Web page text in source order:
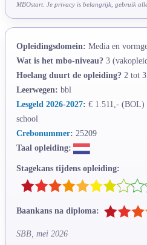
MBOstart. Je privacy is belangrijk, gebruik
Opleidingsdomein: Media en
Wat is het mbo-niveau? 3
Hoelang duurt de opleiding? 2 tot
Leerwegen: bbl
Lesgeld 2026-2027: € 1.511,-
school
Crebonummer: 25209
Taal opleiding:
Stagekans tijdens opleiding:
Baankans na diploma:
SBB, mei 2026